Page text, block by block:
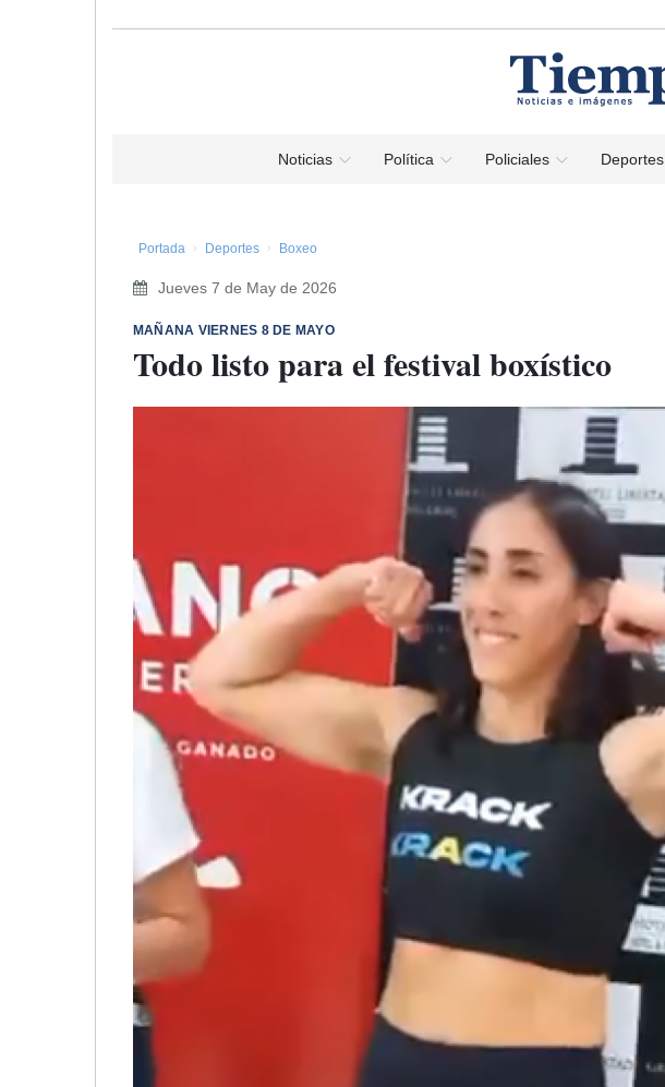
Noticias Política Policiales Deportes
Portada Deportes Boxeo
Jueves 7 de May de 2026
MAÑANA VIERNES 8 DE MAYO
Todo listo para el festival boxístico